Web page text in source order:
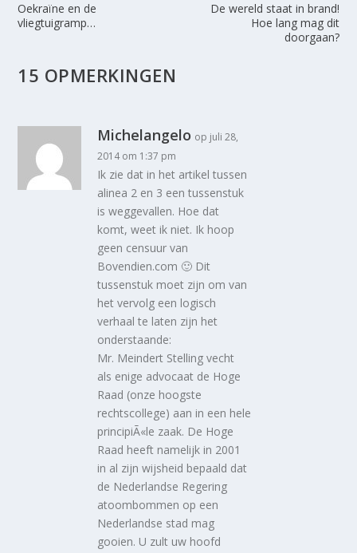
Oekraïne en de
vliegtuigramp…
De wereld staat in brand!
Hoe lang mag dit
doorgaan?
15 OPMERKINGEN
Michelangelo op juli 28,
2014 om 1:37 pm
Ik zie dat in het artikel tussen
alinea 2 en 3 een tussenstuk
is weggevallen. Hoe dat
komt, weet ik niet. Ik hoop
geen censuur van
Bovendien.com 🙂 Dit
tussenstuk moet zijn om van
het vervolg een logisch
verhaal te laten zijn het
onderstaande:
Mr. Meindert Stelling vecht
als enige advocaat de Hoge
Raad (onze hoogste
rechtscollege) aan in een hele
principiÃ«le zaak. De Hoge
Raad heeft namelijk in 2001
in al zijn wijsheid bepaald dat
de Nederlandse Regering
atoombommen op een
Nederlandse stad mag
gooien. U zult uw hoofd